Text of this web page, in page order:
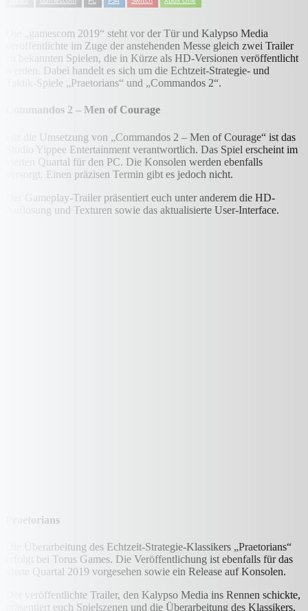
Die „gamescom 2019“ steht vor der Tür und Kalypso Media
veröffentlichte im Zuge der anstehenden Messe gleich zwei Trailer
zu bekannten Spielen, die in Kürze als HD-Versionen veröffentlicht
werden. Dabei handelt es sich um die Echtzeit-Strategie- und
Taktik-Spiele „Praetorians“ und „Commandos 2“.
Commandos 2 – Men of Courage
Für die Umsetzung von „Commandos 2 – Men of Courage“ ist das
Studio Yippee Entertainment verantwortlich. Das Spiel erscheint im
vierten Quartal für den PC. Die Konsolen werden ebenfalls
versorgt. Einen präzisen Termin gibt es jedoch nicht.
Der Gameplay-Trailer präsentiert euch unter anderem die HD-
Auflösung und Texturen sowie das aktualisierte User-Interface.
Praetorians
Die Überarbeitung des Echtzeit-Strategie-Klassikers „Praetorians“
erfolgt bei Torus Games. Die Veröffentlichung ist ebenfalls für das
vierte Quartal 2019 vorgesehen sowie ein Release auf Konsolen.
Der veröffentlichte Trailer, den Kalypso Media ins Rennen schickte,
präsentiert euch Spielszenen und die Überarbeitung des Klassikers.